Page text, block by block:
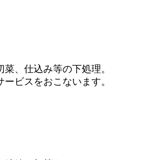
、仕込み等の下処理。
ビスをおこないます。